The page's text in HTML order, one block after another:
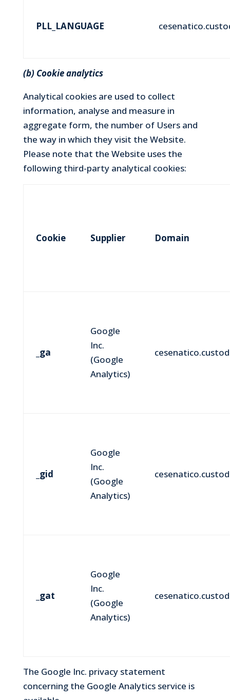
PLL_LANGUAGE
(b) Cookie analytics
Analytical cookies are used to collect
information, analyse and measure in
aggregate form, the number of Users and
the way in which they visit the Website.
Please note that the Website uses the
following third-party analytical cookies:
Cookie Supplier Domain
_ga
Google
Inc.
(Google
Analytics)
_gid
Google
Inc.
(Google
Analytics)
_gat
Google
Inc.
(Google
Analytics)
The Google Inc. privacy statement
concerning the Google Analytics service is